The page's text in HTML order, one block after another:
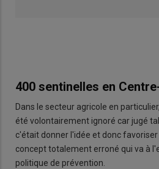
400 sentinelles en
Dans le secteur agricole en
été volontairement ignoré car jugé
c'était donner l'idée et donc favoriser
concept totalement erroné qui va à
politique de prévention.